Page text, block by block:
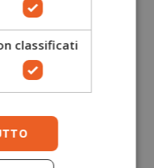
classificati